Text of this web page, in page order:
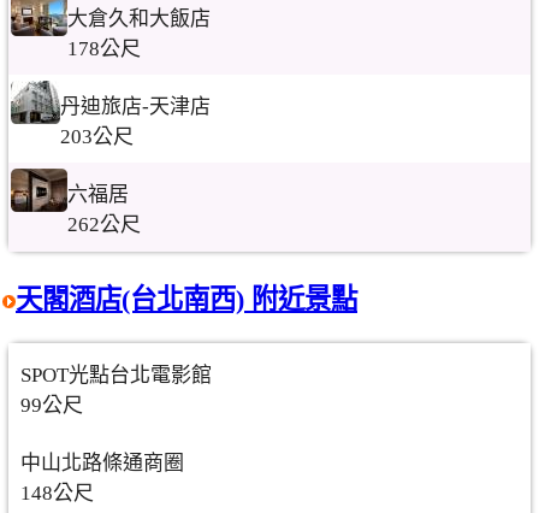
大倉久和大飯店
178公尺
丹迪旅店-天津店
203公尺
六福居
262公尺
天閣酒店(台北南西) 附近景點
SPOT光點台北電影館
99公尺
中山北路條通商圈
148公尺